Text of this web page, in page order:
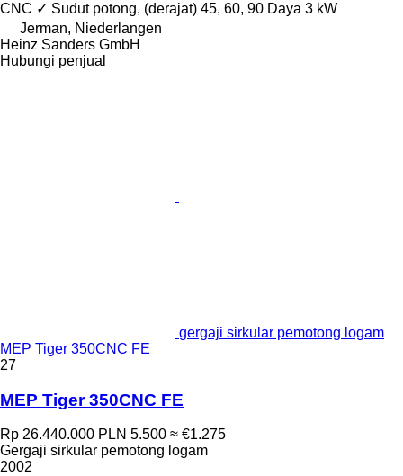
CNC ✓ Sudut potong, (derajat) 45, 60, 90 Daya 3 kW
Jerman, Niederlangen
Heinz Sanders GmbH
Hubungi penjual
gergaji sirkular pemotong logam
MEP Tiger 350CNC FE
27
MEP Tiger 350CNC FE
Rp 26.440.000 PLN 5.500 ≈ €1.275
Gergaji sirkular pemotong logam
2002